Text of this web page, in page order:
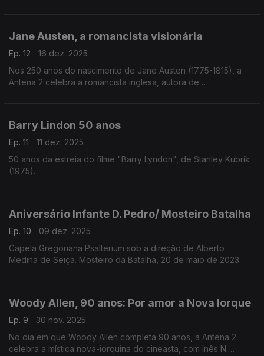
Jane Austen, a romancista visionária
Ep. 12
16 dez. 2025
Nos 250 anos do nascimento de Jane Austen (1775-1815), a
Antena 2 celebra a romancista inglesa, autora de
Barry Lindon 50 anos
Ep. 11
11 dez. 2025
50 anos da estreia do filme "Barry Lyndon", de Stanley Kubrik
(1975).
Aniversário Infante D. Pedro/ Mosteiro Batalha
Ep. 10
09 dez. 2025
Capela Gregoriana Psalterium sob a direção de Alberto
Medina de Seiça. Mosteiro da Batalha, 20 de maio de 2023.
Woody Allen, 90 anos: Por amor a Nova Iorque
Ep. 9
30 nov. 2025
No dia em que Woody Allen completa 90 anos, a Antena 2
celebra a mística nova-iorquina do cineasta, com Inês N.